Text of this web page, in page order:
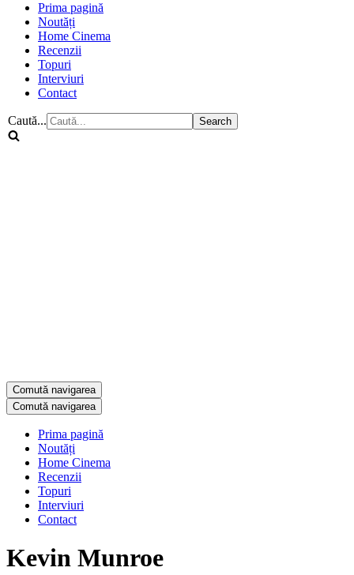
Prima pagină
Noutăți
Home Cinema
Recenzii
Topuri
Interviuri
Contact
Caută...
Comută navigarea
Comută navigarea
Prima pagină
Noutăți
Home Cinema
Recenzii
Topuri
Interviuri
Contact
Kevin Munroe